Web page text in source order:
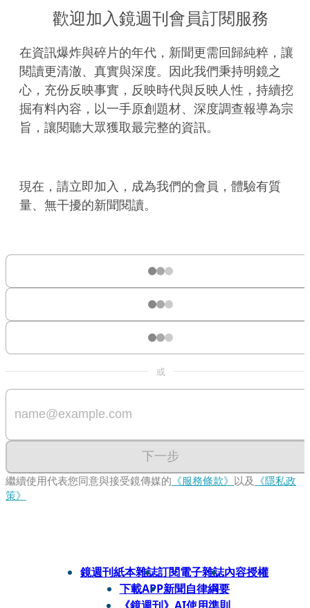
歡迎加入鏡週刊會員訂閱服務
在資訊爆炸與碎片的年代，新聞更需回歸純粹，讓
閱讀更清澈、真實與深度。因此我們秉持明鏡之
心，充份反映事實，反映時代與反映人性，持續挖
掘有料內容，以一手原創題材、深度調查報導為宗
旨，讓閱聽大眾獲取最完整的資訊。
現在，請立即加入，成為我們的會員，體驗有質
量、無干擾的新聞閱讀。
或
下一步
繼續使用代表您同意與接受鏡傳媒的 《服務條款》 以及 《隱私政
策》
鏡週刊紙本雜誌訂閱電子雜誌內容授權
下載APP新聞自律綱要